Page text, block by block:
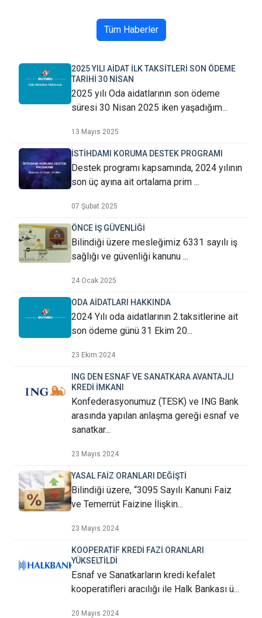
Tüm Haberler
2025 YILI AİDAT İLK TAKSİTLERİ SON ÖDEME
TARİHİ 30 NİSAN
2025 yılı Oda aidatlarının son ödeme
süresi 30 Nisan 2025 iken yaşadığım...
13 Mayıs 2025
İSTİHDAMI KORUMA DESTEK PROGRAMI
Destek programı kapsamında, 2024 yılının
son üç ayına ait ortalama prim ...
07 Şubat 2025
ÖNCE İŞ GÜVENLİĞİ
Bilindiği üzere mesleğimiz 6331 sayılı iş
sağlığı ve güvenliği kanunu ...
24 Ocak 2025
ODA AİDATLARI HAKKINDA
2024 Yılı oda aidatlarının 2.taksitlerine ait
son ödeme günü 31 Ekim 20...
23 Ekim 2024
ING DEN ESNAF VE SANATKARA AVANTAJLI
KREDİ İMKANI
Konfederasyonumuz (TESK) ve ING Bank
arasında yapılan anlaşma gereği esnaf ve
sanatkar...
23 Mayıs 2024
YASAL FAİZ ORANLARI DEĞİŞTİ
Bilindiği üzere, “3095 Sayılı Kanuni Faiz
ve Temerrüt Faizine İlişkin...
23 Mayıs 2024
KOOPERATİF KREDİ FAZİ ORANLARI
YÜKSELTİLDİ
Esnaf ve Sanatkarların kredi kefalet
kooperatifleri aracılığı ile Halk Bankası ü...
20 Mayıs 2024